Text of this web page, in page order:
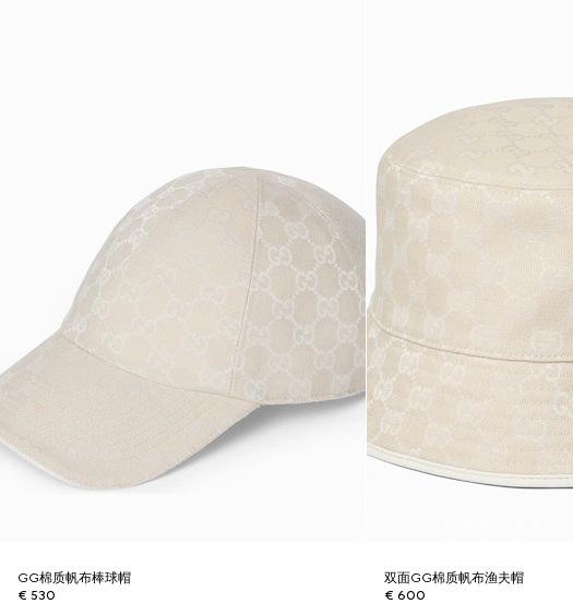
GG棉质帆布棒球帽
€ 530
双面GG棉质帆布渔夫帽
€ 600